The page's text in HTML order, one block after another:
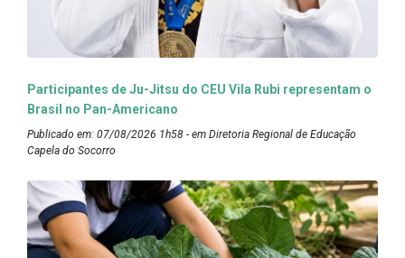
Participantes de Ju-Jitsu do CEU Vila Rubi representam o
Brasil no Pan-Americano
Publicado em: 07/08/2026 1h58 - em Diretoria Regional de Educação
Capela do Socorro